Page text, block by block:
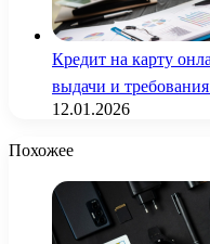
Кредит на карту
выдачи и
12.01.2026
Похожее